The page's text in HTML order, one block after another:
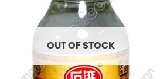
OUT OF STOCK